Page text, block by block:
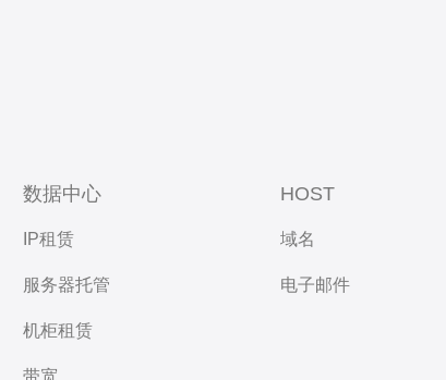
数据中心
IP租赁
服务器托管
机柜租赁
带宽
HOST
域名
电子邮件